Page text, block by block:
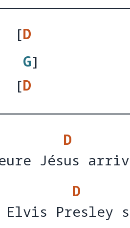
[D
G]
[D
G]
Jés
D
u
Jésus
Elvis Pr
D
e
Elvis Presley